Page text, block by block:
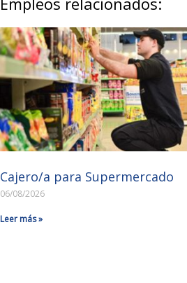
Cajero/a para Supermercado
06/08/2026
Leer más »